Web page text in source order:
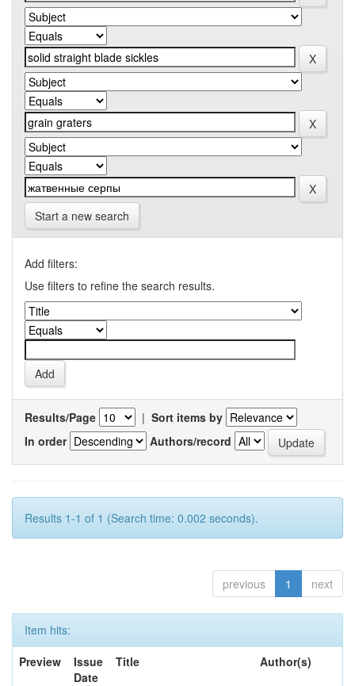
Start a new search
Add filters:
Use filters to refine the search results.
Results/Page | Sort items by
In order
Authors/record
Results 1-1 of 1 (Search time: 0.002 seconds).
previous 1 next
Item hits:
Preview
Issue
Date
Title Author(s)